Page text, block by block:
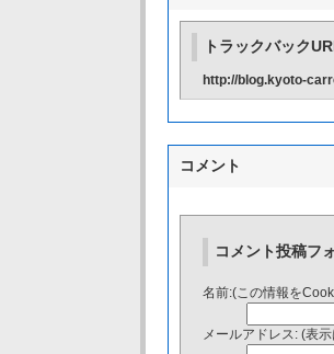
トラックバック
http://blog.kyoto-
コメント
コメント投稿フ
名前:(この情報を
メールアドレス: (表